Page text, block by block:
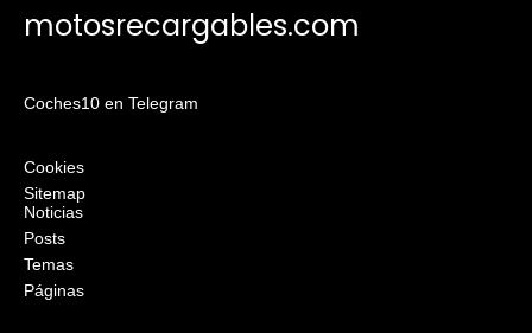
motosrecargables.com
Coches10 en Telegram
Cookies
Sitemap
Noticias
Posts
Temas
Páginas